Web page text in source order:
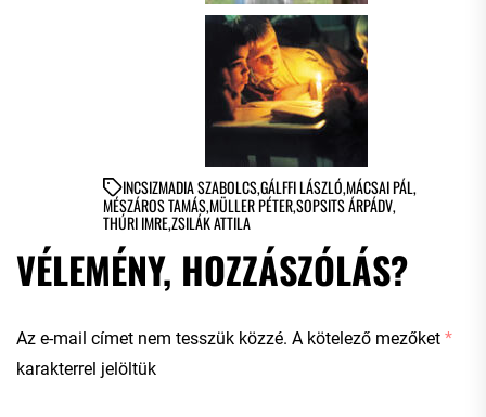
INCSIZMADIA SZABOLCS,GÁLFFI LÁSZLÓ,MÁCSAI PÁL,
MÉSZÁROS TAMÁS,MÜLLER PÉTER,SOPSITS ÁRPÁDV,
THÚRI IMRE,ZSILÁK ATTILA
VÉLEMÉNY, HOZZÁSZÓLÁS?
Az e-mail címet nem tesszük közzé. A kötelező mezőket *
karakterrel jelöltük